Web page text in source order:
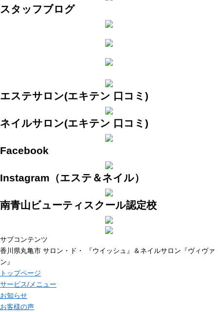
スタッフブログ
エステサロン(エキテン 口コミ)
ネイルサロン(エキテン 口コミ)
Facebook
Instagram（エステ＆ネイル）
南青山ビューティスクール認定校
サブコンテンツ
香川県丸亀市 サロン・ド・ 『ウイッシュ』＆ネイルサロン『ヴィヴァ
ン』
トップページ
サービス/メニュー
お知らせ
お客様の声